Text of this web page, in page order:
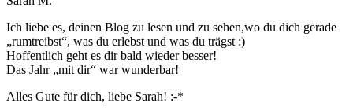
Ich liebe es, deinen Blog zu lesen und zu sehen,wo du dich gerade
„rumtreibst“, was du erlebst und was du trägst :)
Hoffentlich geht es dir bald wieder besser!
Das Jahr „mit dir“ war wunderbar!
Alles Gute für dich, liebe Sarah! :-*